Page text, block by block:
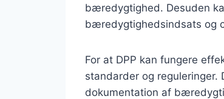
bæredygtighed. Desuden
bæredygtighedsindsats og
For at DPP kan fungere
standarder og
dokumentation af